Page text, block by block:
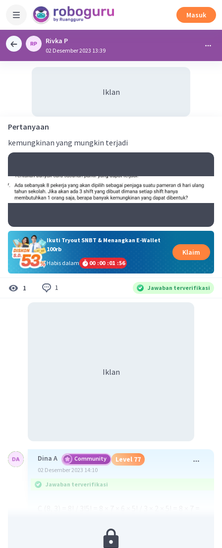
Masuk
Rivka P
02 Desember 2023 13:39
Iklan
Pertanyaan
kemungkinan yang mungkin terjadi
Ikuti Tryout SNBT & Menangkan E-Wallet
100rb
Habis dalam
00 :00 :01 :56
Klaim
1 1 Jawaban terverifikasi
Iklan
Dina A Community Level 77
02 Desember 2023 14:10
Jawaban terverifikasi